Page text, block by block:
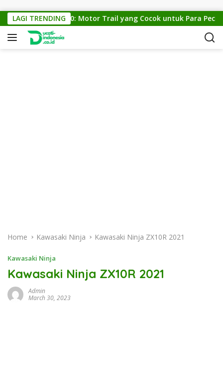
LAGI TRENDING
KTM Cross 150: Motor Trail yang Cocok untuk Para Pecinta
Home Kawasaki Ninja Kawasaki Ninja ZX10R 2021
Kawasaki Ninja
Kawasaki Ninja ZX10R 2021
Admin
March 30, 2023